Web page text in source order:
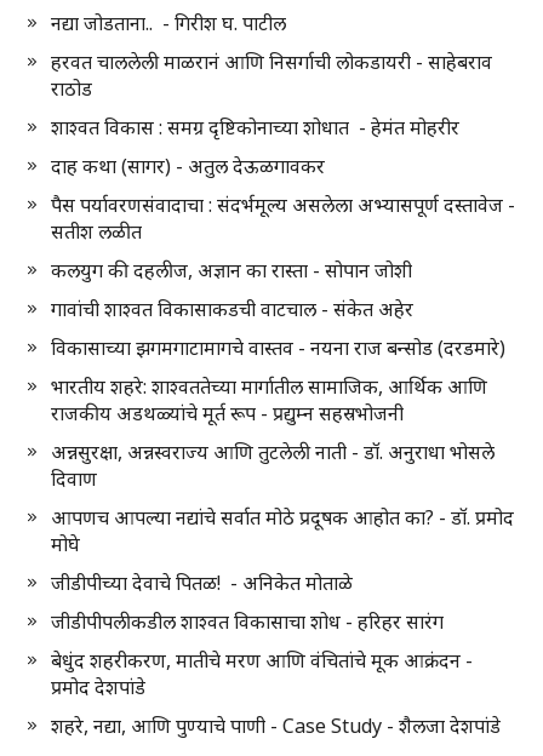
नद्या जोडताना.. - गिरीश घ. पाटील
हरवत चाललेली माळरानं आणि निसर्गाची लोकडायरी - साहेबराव
राठोड
शाश्वत विकास : समग्र दृष्टिकोनाच्या शोधात - हेमंत मोहरीर
दाह कथा (सागर) - अतुल देऊळगावकर
पैस पर्यावरणसंवादाचा : संदर्भमूल्य असलेला अभ्यासपूर्ण दस्तावेज -
सतीश लळीत
कलयुग की दहलीज, अज्ञान का रास्ता - सोपान जोशी
गावांची शाश्वत विकासाकडची वाटचाल - संकेत अहेर
विकासाच्या झगमगाटामागचे वास्तव - नयना राज बन्सोड (दरडमारे)
भारतीय शहरे: शाश्वततेच्या मार्गातील सामाजिक, आर्थिक आणि
राजकीय अडथळ्यांचे मूर्त रूप - प्रद्युम्न सहस्रभोजनी
अन्नसुरक्षा, अन्नस्वराज्य आणि तुटलेली नाती - डॉ. अनुराधा भोसले
दिवाण
आपणच आपल्या नद्यांचे सर्वात मोठे प्रदूषक आहोत का? - डॉ. प्रमोद
मोघे
जीडीपीच्या देवाचे पितळ! - अनिकेत मोताळे
जीडीपीपलीकडील शाश्वत विकासाचा शोध - हरिहर सारंग
बेधुंद शहरीकरण, मातीचे मरण आणि वंचितांचे मूक आक्रंदन -
प्रमोद देशपांडे
शहरे, नद्या, आणि पुण्याचे पाणी - Case Study - शैलजा देशपांडे